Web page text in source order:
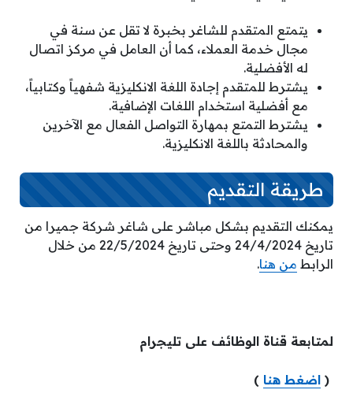
يتمتع المتقدم للشاغر بخبرة لا تقل عن سنة في
مجال خدمة العملاء، كما أن العامل في مركز اتصال
له الأفضلية.
يشترط للمتقدم إجادة اللغة الانكليزية شفهياً وكتابياً،
مع أفضلية استخدام اللغات الإضافية.
يشترط التمتع بمهارة التواصل الفعال مع الآخرين
والمحادثة باللغة الانكليزية.
طريقة التقديم
يمكنك التقديم بشكل مباشر على شاغر شركة جميرا من
تاريخ 24/4/2024 وحتى تاريخ 22/5/2024 من خلال
الرابط من هنا.
لمتابعة قناة الوظائف على تليجرام
( اضغط هنا )